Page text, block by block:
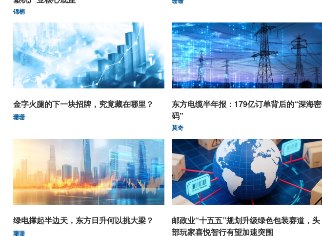
锦楠
金字火腿的下一块招牌，究竟藏在哪里？
珊珊
东方电缆半年报：179亿订单背后的“深海密
码”
莫奇
绿电撑起半边天，东方日升何以挑大梁？
珊珊
邮政业“十五五”规划升级绿色包装赛道，头
部玩家喜悦智行有望加速突围